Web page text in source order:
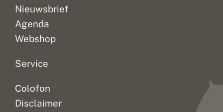
Nieuwsbrief
Agenda
Webshop
Service
Colofon
Disclaimer